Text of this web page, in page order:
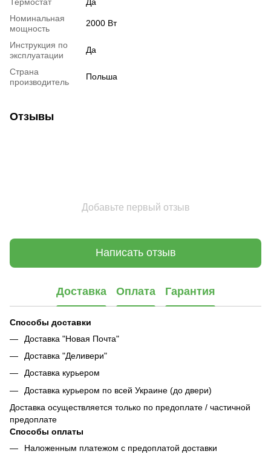
Номинальная
мощность
2000 Вт
Инструкция по
эксплуатации
Да
Страна
производитель
Польша
Отзывы
Добавьте первый отзыв
Написать отзыв
Доставка Оплата Гарантия
Способы доставки
Доставка "Новая Почта"
Доставка "Деливери"
Доставка курьером
Доставка курьером по всей Украине (до двери)
Доставка осуществляется только по предоплате / частичной
предоплате
Способы оплаты
Наложенным платежом с предоплатой доставки